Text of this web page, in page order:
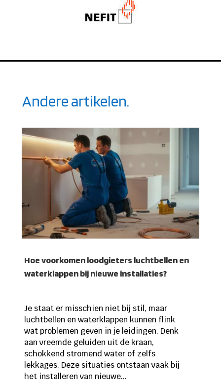
Andere artikelen.
Hoe voorkomen loodgieters luchtbellen en
waterklappen bij nieuwe installaties?
Je staat er misschien niet bij stil, maar
luchtbellen en waterklappen kunnen flink
wat problemen geven in je leidingen. Denk
aan vreemde geluiden uit de kraan,
schokkend stromend water of zelfs
lekkages. Deze situaties ontstaan vaak bij
het installeren van nieuwe...